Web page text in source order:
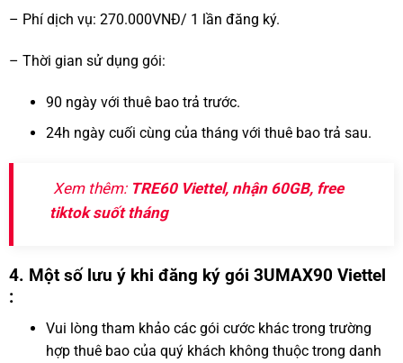
– Phí dịch vụ: 270.000VNĐ/ 1 lần đăng ký.
– Thời gian sử dụng gói:
90 ngày với thuê bao trả trước.
24h ngày cuối cùng của tháng với thuê bao trả sau.
Xem thêm: TRE60 Viettel, nhận 60GB, free
tiktok suốt tháng
4. Một số lưu ý khi đăng ký gói 3UMAX90 Viettel
:
Vui lòng tham khảo các gói cước khác trong trường
hợp thuê bao của quý khách không thuộc trong danh